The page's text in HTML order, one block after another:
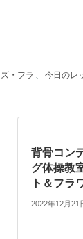
・フラ 、 今日のレ
背骨コン
グ体操教
ト＆フラ
2022年12月21